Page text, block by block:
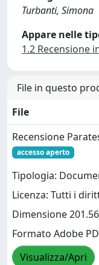
Turbanti, Simona
Appare nelle
1.2 Recensione
File in questo
File
Recensione
accesso aperto
Tipologia:
Licenza: Tutti i
Dimensione
Formato Adobe
Visualizza/Apri